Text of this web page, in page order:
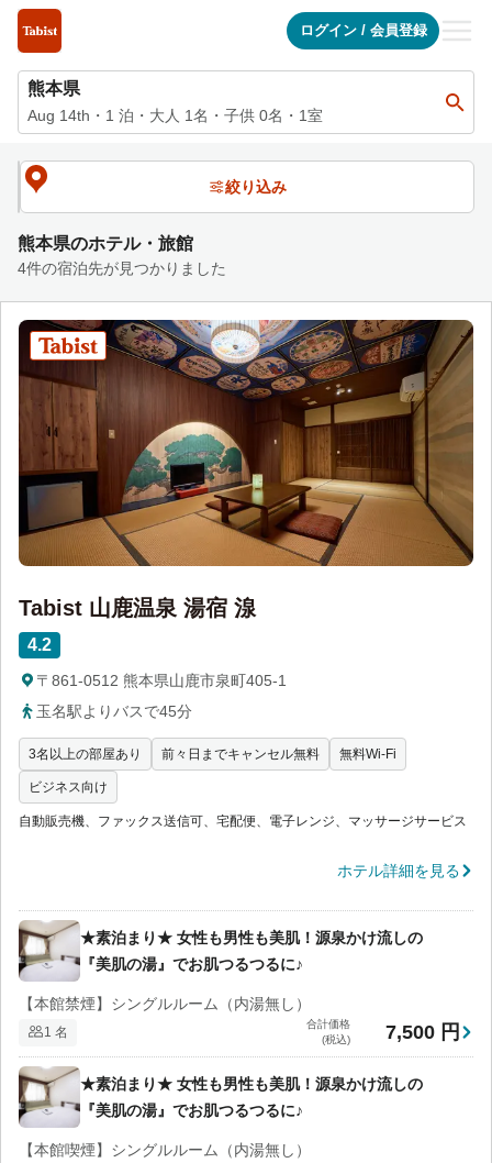
ログイン/ 会員登録
熊本県
Aug 14th ・ 1 泊 ・ 大人 1名・子供 0名・ 1室
絞り込み
熊本県のホテル・旅館
4件の宿泊先が見つかりました
Tabist 山鹿温泉 湯宿 湶
4.2
〒861-0512 熊本県山鹿市泉町405-1
玉名駅よりバスで45分
3名以上の部屋あり 前々日までキャンセル無料 無料Wi-Fi
ビジネス向け
自動販売機、ファックス送信可、宅配便、電子レンジ、マッサージサービス
ホテル詳細を見る
★素泊まり★ 女性も男性も美肌！源泉かけ流しの
『美肌の湯』でお肌つるつるに♪
【本館禁煙】シングルルーム（内湯無し）
1 名
合計価格
(税込)
7,500 円
★素泊まり★ 女性も男性も美肌！源泉かけ流しの
『美肌の湯』でお肌つるつるに♪
【本館喫煙】シングルルーム（内湯無し）
熊本県の宿泊施設一覧 | Tabist（タビスト）宿泊予約サイト【